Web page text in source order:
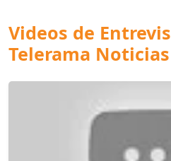
Videos de
Telerama Noticias